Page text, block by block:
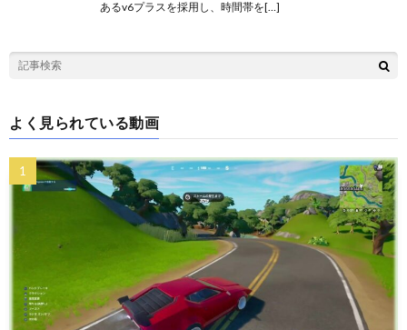
あるv6プラスを採用し、時間帯を[…]
よく見られている動画